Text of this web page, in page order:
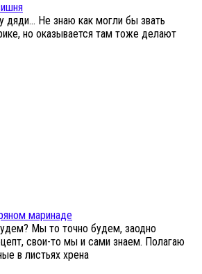
дяди… Не знаю как могли бы звать
но оказывается там тоже делают
маринаде
Мы то точно будем, заодно
свои-то мы и сами знаем. Полагаю
в листьях хрена